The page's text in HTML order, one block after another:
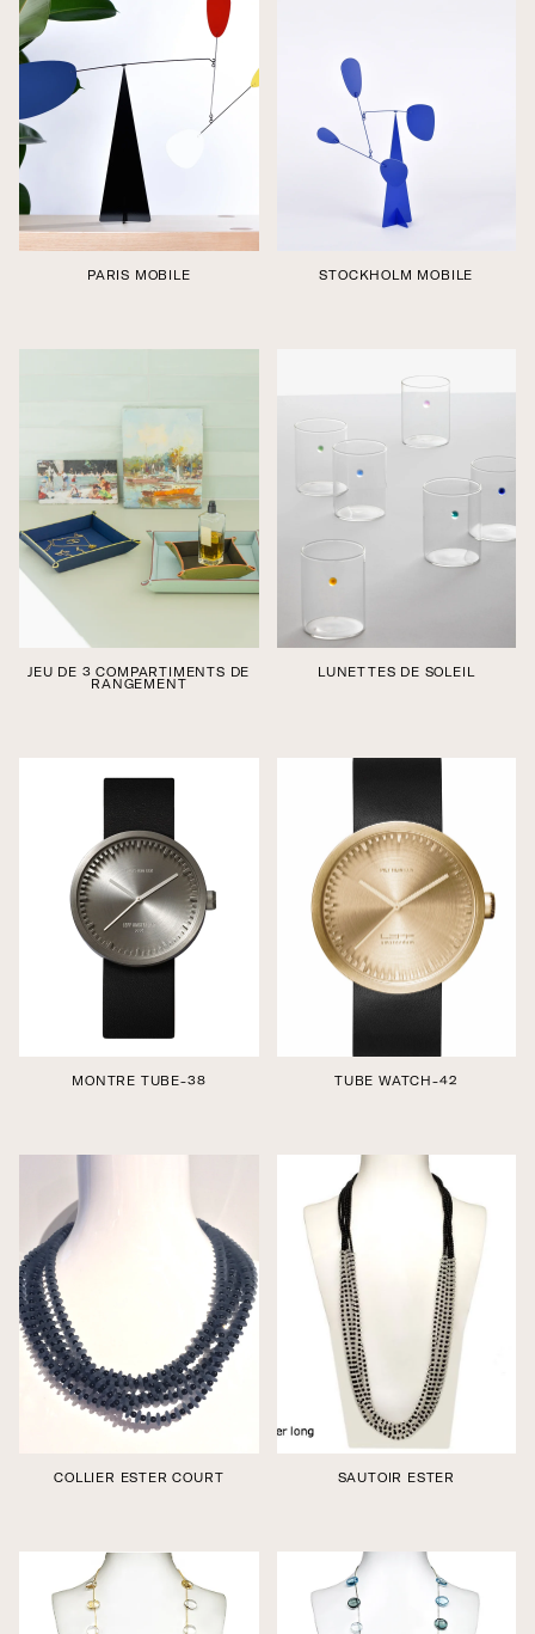
PARIS MOBILE STOCKHOLM MOBILE
JEU DE 3 COMPARTIMENTS DE
RANGEMENT
Édition boutique
LUNETTES DE SOLEIL
MONTRE TUBE-38
Édition boutique
TUBE WATCH-42
Édition boutique
COLLIER ESTER COURT
Édition boutique
SAUTOIR ESTER